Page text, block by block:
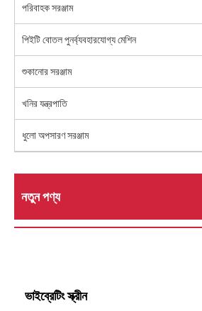
পরিবাহক সরঞ্জাম
পিইটি বোতল পুনর্ব্যবহারযোগ্য মেশিন
শুকানোর সরঞ্জাম
খনির যন্ত্রপাতি
ধুলো অপসারণ সরঞ্জাম
নতুন পণ্য
ভাইব্রেটিং স্ক্রীন